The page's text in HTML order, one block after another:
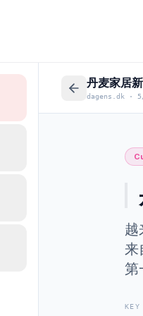
丹麦家居
dagens.dk ·
越
来
第